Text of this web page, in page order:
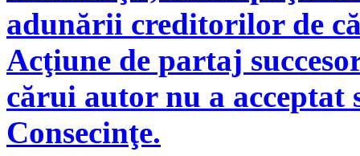
adunării creditorilor de
Acţiune de partaj
cărui autor nu a acceptat
Consecinţe.